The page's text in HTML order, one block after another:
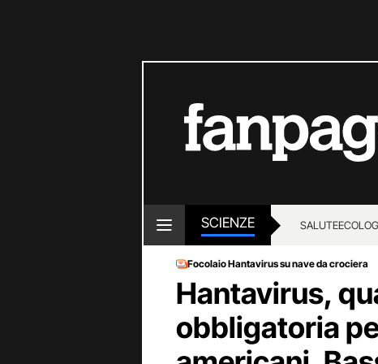
SCIENZE SALUTE
Focolaio Hantavirus su nave da crociera
Hantavirus,
obbligatoria